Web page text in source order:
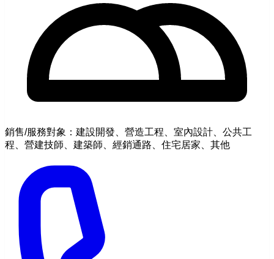
銷售/服務對象：建設開發、營造工程、室內設計、公共工
程、營建技師、建築師、經銷通路、住宅居家、其他